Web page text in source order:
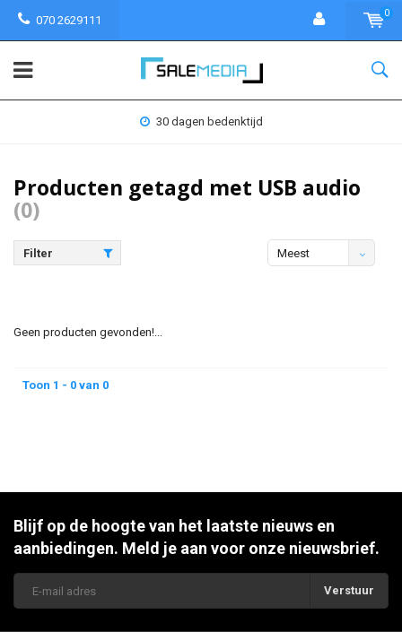
070 2629111
0
30 dagen bedenktijd
Producten getagd met USB audio
(0)
Filter
Meest
Geen producten gevonden!...
Toon 1 - 0 van 0
Blijf op de hoogte van het laatste nieuws en
aanbiedingen. Meld je aan voor onze nieuwsbrief.
Verstuur